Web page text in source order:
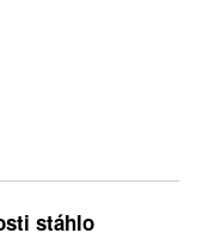
stáhlo